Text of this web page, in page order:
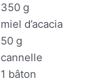
350 g
miel d’acacia
50 g
cannelle
1 bâton